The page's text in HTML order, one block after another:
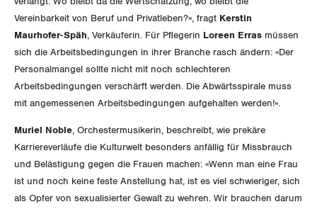
Vereinbarkeit von Beruf und Privatleben?», fragt Kerstin
Maurhofer-Späh , Verkäuferin. Für Pflegerin Loreen Erras müssen
sich die Arbeitsbedingungen in ihrer Branche rasch ändern: «Der
Personalmangel sollte nicht mit noch schlechteren
Arbeitsbedingungen verschärft werden. Die Abwärtsspirale muss
mit angemessenen Arbeitsbedingungen aufgehalten werden!».
Muriel Noble, Orchestermusikerin, beschreibt, wie prekäre
Karriereverläufe die Kulturwelt besonders anfällig für Missbrauch
und Belästigung gegen die Frauen machen: «Wenn man eine Frau
ist und noch keine feste Anstellung hat, ist es viel schwieriger, sich
als Opfer von sexualisierter Gewalt zu wehren. Wir brauchen darum